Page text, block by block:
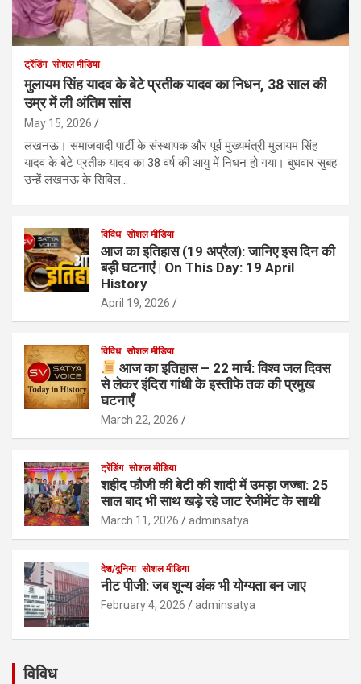
ट्रेंडिंग सोशल मीडिया
मुलायम सिंह यादव के बेटे प्रतीक यादव का निधन, 38 साल की
उम्र में ली अंतिम सांस
May 15, 2026
लखनऊ। समाजवादी पार्टी के संस्थापक और पूर्व मुख्यमंत्री मुलायम सिंह
यादव के बेटे प्रतीक यादव का 38 वर्ष की आयु में निधन हो गया। बुधवार सुबह
उन्हें लखनऊ के सिविल…
विविध सोशल मीडिया
आज का इतिहास (19 अप्रैल): जानिए इस दिन की
बड़ी घटनाएं | On This Day: 19 April
History
April 19, 2026
विविध सोशल मीडिया
आज का इतिहास – 22 मार्च: विश्व जल दिवस
से लेकर इंदिरा गांधी के इस्तीफे तक की प्रमुख
घटनाएँ
March 22, 2026
ट्रेंडिंग सोशल मीडिया
शहीद फौजी की बेटी की शादी में उमड़ा जज्बा: 25
साल बाद भी साथ खड़े रहे जाट रेजीमेंट के साथी
March 11, 2026 adminsatya
देश/दुनिया सोशल मीडिया
नीट पीजी: जब शून्य अंक भी योग्यता बन जाए
February 4, 2026 adminsatya
विविध